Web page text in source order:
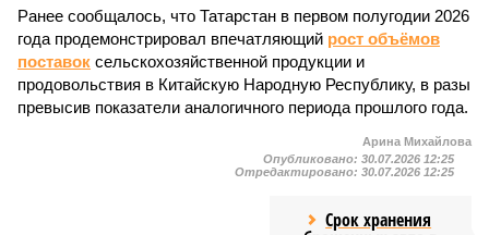
Ранее сообщалось, что Татарстан в первом полугодии 2026
года продемонстрировал впечатляющий рост объёмов
поставок сельскохозяйственной продукции и
продовольствия в Китайскую Народную Республику, в разы
превысив показатели аналогичного периода прошлого года.
Арина Михайлова
Опубликовано: 30.07.2026 12:25
Отредактировано: 30.07.2026 12:25
Срок хранения